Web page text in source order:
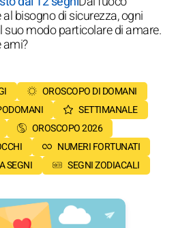
bisogno di sicurezza, ogni
suo modo particolare di amare.
ami?
OROSCOPO DI DOMANI
SETTIMANALE
OROSCOPO 2026
NUMERI FORTUNATI
SEGNI
SEGNI ZODIACALI